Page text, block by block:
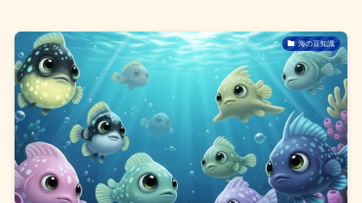
海の豆知識